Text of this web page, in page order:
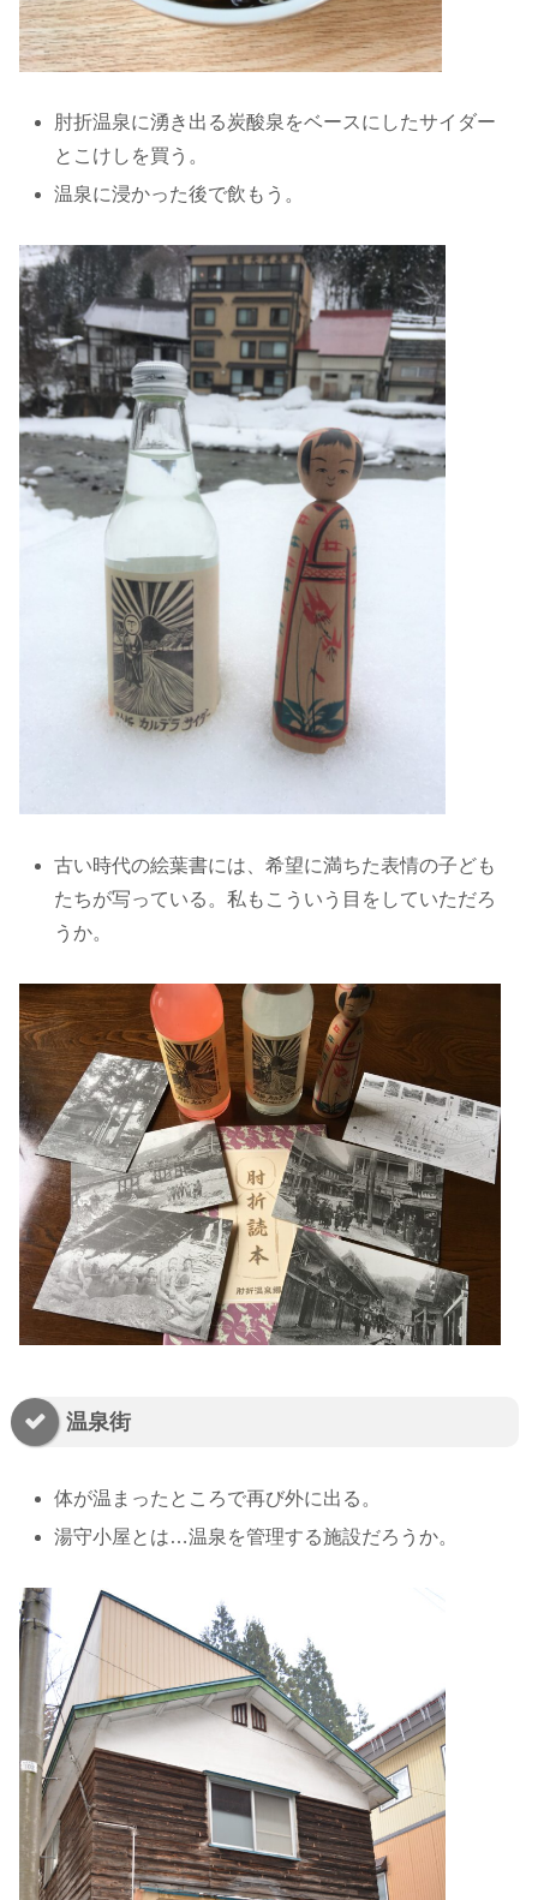
肘折温泉に湧き出る炭酸泉をベースにしたサイダー
とこけしを買う。
温泉に浸かった後で飲もう。
古い時代の絵葉書には、希望に満ちた表情の子ども
たちが写っている。私もこういう目をしていただろ
うか。
温泉街
体が温まったところで再び外に出る。
湯守小屋とは…温泉を管理する施設だろうか。